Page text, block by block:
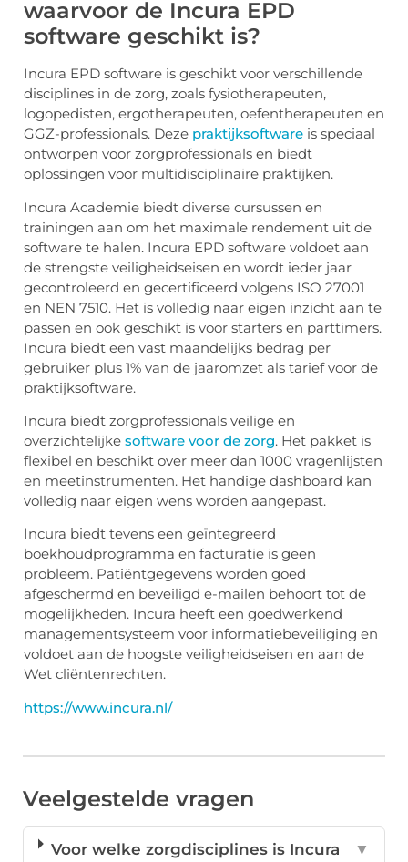
waarvoor de Incura EPD
software geschikt is?
Incura EPD software is geschikt voor verschillende
disciplines in de zorg, zoals fysiotherapeuten,
logopedisten, ergotherapeuten, oefentherapeuten en
GGZ-professionals. Deze praktijksoftware is speciaal
ontworpen voor zorgprofessionals en biedt
oplossingen voor multidisciplinaire praktijken.
Incura Academie biedt diverse cursussen en
trainingen aan om het maximale rendement uit de
software te halen. Incura EPD software voldoet aan
de strengste veiligheidseisen en wordt ieder jaar
gecontroleerd en gecertificeerd volgens ISO 27001
en NEN 7510. Het is volledig naar eigen inzicht aan te
passen en ook geschikt is voor starters en parttimers.
Incura biedt een vast maandelijks bedrag per
gebruiker plus 1% van de jaaromzet als tarief voor de
praktijksoftware.
Incura biedt zorgprofessionals veilige en
overzichtelijke software voor de zorg. Het pakket is
flexibel en beschikt over meer dan 1000 vragenlijsten
en meetinstrumenten. Het handige dashboard kan
volledig naar eigen wens worden aangepast.
Incura biedt tevens een geïntegreerd
boekhoudprogramma en facturatie is geen
probleem. Patiëntgegevens worden goed
afgeschermd en beveiligd e-mailen behoort tot de
mogelijkheden. Incura heeft een goedwerkend
managementsysteem voor informatiebeveiliging en
voldoet aan de hoogste veiligheidseisen en aan de
Wet cliëntenrechten.
https://www.incura.nl/
Veelgestelde vragen
Voor welke zorgdisciplines is Incura
▼